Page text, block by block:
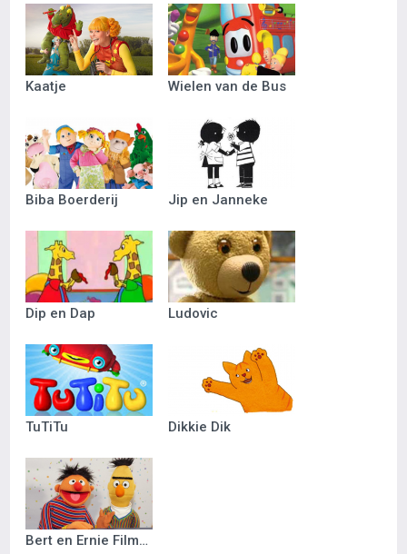
Kaatje Wielen van de Bus
Biba Boerderij Jip en Janneke
Dip en Dap Ludovic
TuTiTu Dikkie Dik
Bert en Ernie Filmpjes